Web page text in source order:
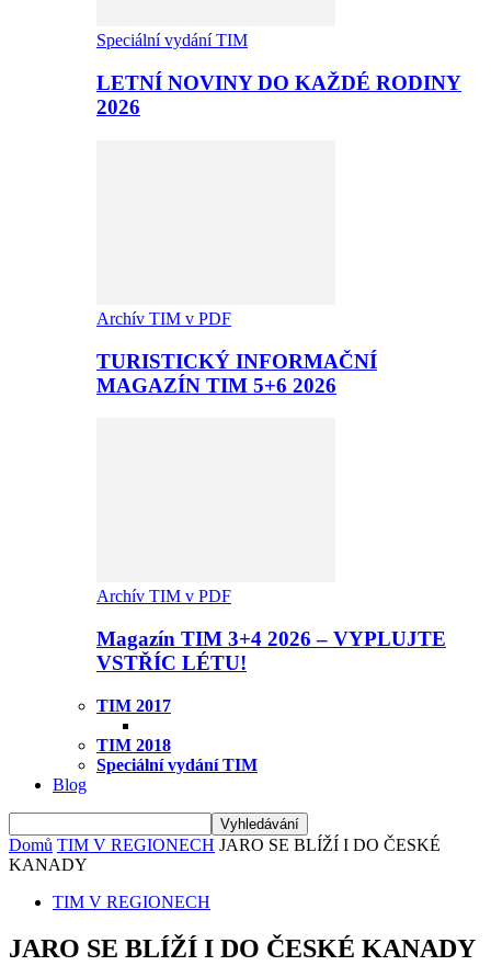
Speciální vydání TIM
LETNÍ NOVINY DO KAŽDÉ RODINY
2026
Archív TIM v PDF
TURISTICKÝ INFORMAČNÍ
MAGAZÍN TIM 5+6 2026
Archív TIM v PDF
Magazín TIM 3+4 2026 – VYPLUJTE
VSTŘÍC LÉTU!
TIM 2017
TIM 2018
Speciální vydání TIM
Blog
Domů TIM V REGIONECH JARO SE BLÍŽÍ I DO ČESKÉ
KANADY
TIM V REGIONECH
JARO SE BLÍŽÍ I DO ČESKÉ KANADY